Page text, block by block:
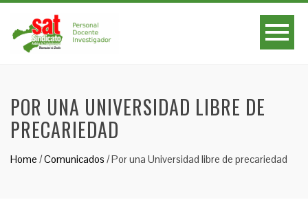
POR UNA UNIVERSIDAD LIBRE DE
PRECARIEDAD
Home /Comunicados /Por una Universidad libre de precariedad